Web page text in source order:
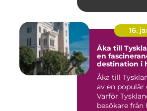
16.
Åka till
en
destination i
Europa
Åka till
av en populär
Varför
besökare från